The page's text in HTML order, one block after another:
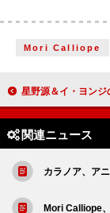
Mori Calliope
星野源＆イ・ヨンジの“恋ダンス”練習姿も、楽曲
関連ニュース
カラノア、ア
Mori Calliope